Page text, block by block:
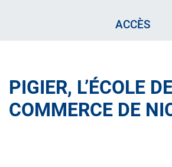
ACCÈS
PIGIER, L’ÉCOLE
COMMERCE DE